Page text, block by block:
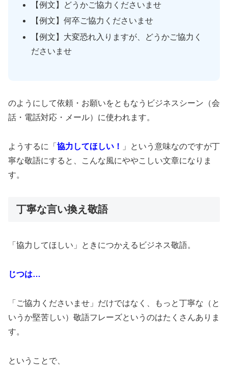
【例文】どうかご協力くださいませ
【例文】何卒ご協力くださいませ
【例文】大変恐れ入りますが、どうかご協力く
ださいませ
のようにして依頼・お願いをともなうビジネスシーン（会
話・電話対応・メール）に使われます。
ようするに「 協力してほしい！
」という意味なのですが丁
寧な敬語にすると、こんな風にややこしい文章になりま
す。
丁寧な言い換え敬語
「協力してほしい」ときにつかえるビジネス敬語。
じつは…
「ご協力くださいませ」だけではなく、もっと丁寧な（と
いうか堅苦しい）敬語フレーズというのはたくさんありま
す。
ということで、